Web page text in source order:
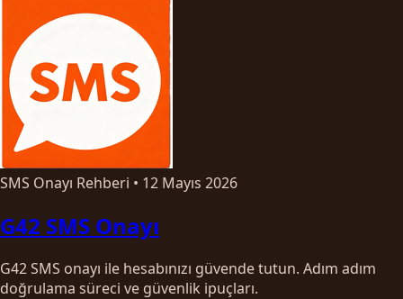
SMS Onayı Rehberi • 12 Mayıs 2026
G42 SMS Onayı
G42 SMS onayı ile hesabınızı güvende tutun. Adım adım
doğrulama süreci ve güvenlik ipuçları.